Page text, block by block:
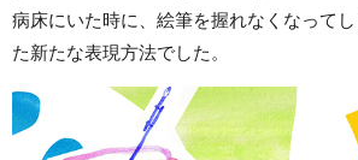
病床にいた時に、絵筆を握れなくなって
た新たな表現方法でした。